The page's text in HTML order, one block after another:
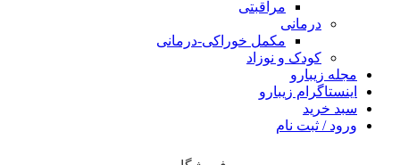
مراقبتی
درمانی
مکمل خوراکی-درمانی
کودک و نوزاد
مجله زیبارو
اینستاگرام زیبارو
سبد خرید
ورود / ثبت نام